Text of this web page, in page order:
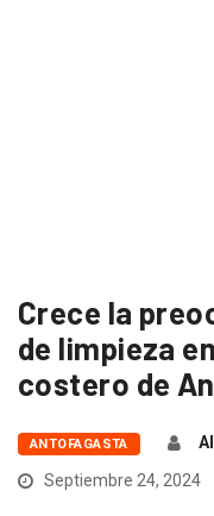
Crece la
de limpieza
costero de
ANTOFAGASTA
Septiembre 24, 2024